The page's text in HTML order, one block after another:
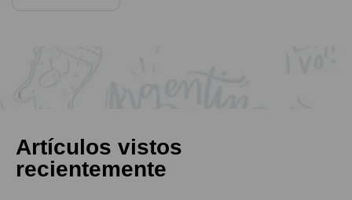
Artículos vistos
recientemente